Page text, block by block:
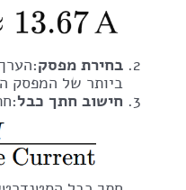
בחירת מפסק
ביותר של המפסק
חישוב חתך כבל